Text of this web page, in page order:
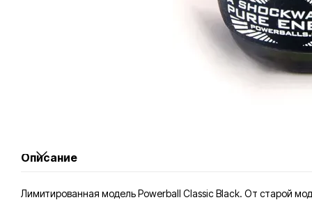
Описание
Лимитированная модель Powerball Classic Black. От старой